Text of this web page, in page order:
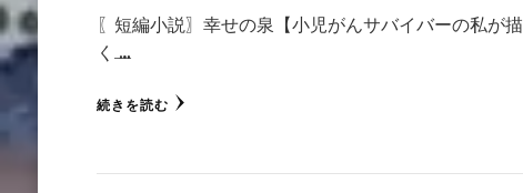
〖短編小説〗幸せの泉【小児がんサバイバーの私が描
く …
続きを読む